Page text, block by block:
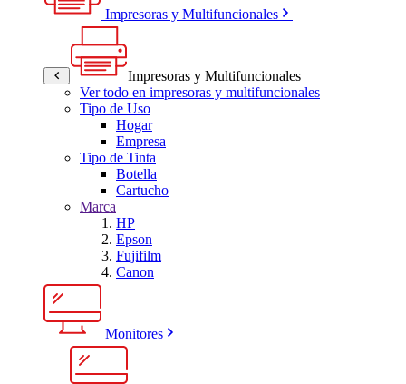
Impresoras y Multifuncionales
Impresoras y Multifuncionales
Ver todo en impresoras y multifuncionales
Tipo de Uso
Hogar
Empresa
Tipo de Tinta
Botella
Cartucho
Marca
HP
Epson
Fujifilm
Canon
Monitores